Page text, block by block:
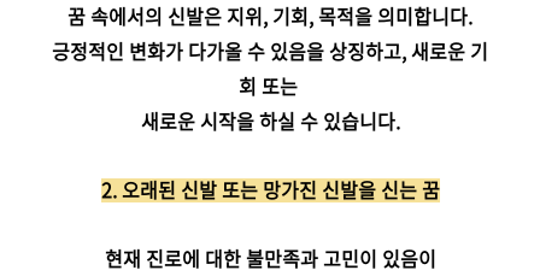
꿈 속에서의 신발은 지위, 기회, 목적을 의미합니다.
긍정적인 변화가 다가올 수 있음을 상징하고, 새로운 기
회 또는
새로운 시작을 하실 수 있습니다.
2. 오래된 신발 또는 망가진 신발을 신는 꿈
현재 진로에 대한 불만족과 고민이 있음이